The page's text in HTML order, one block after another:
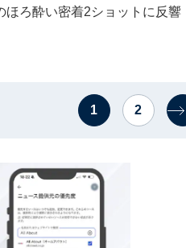
ほろ酔い密着2ショットに反
1 2